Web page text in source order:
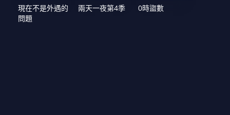
現在不是外遇的
問題
兩天一夜第4季 0時盜數